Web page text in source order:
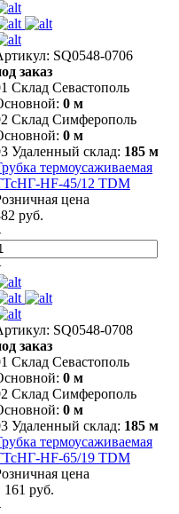
SQ0548-0706
заказ
Склад Севастополь
0 м
Склад Симферополь
0 м
Удаленный склад: 185 м
термоусаживаемая
HF-45/12 TDM
цена
руб.
SQ0548-0708
заказ
Склад Севастополь
0 м
Склад Симферополь
0 м
Удаленный склад: 185 м
термоусаживаемая
HF-65/19 TDM
цена
161 руб.